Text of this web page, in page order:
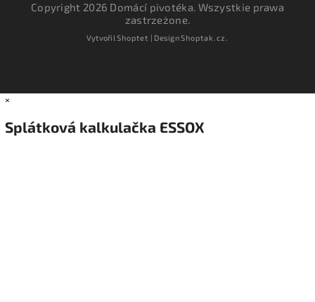
Copyright 2026 Domácí pivotéka. Wszystkie prawa
zastrzeżone.
VytvořilShoptet | DesignShoptak.cz.
×
Splátková kalkulačka ESSOX